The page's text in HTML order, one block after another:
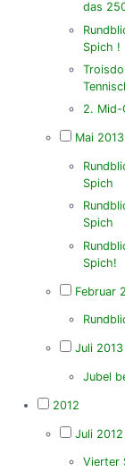
das
Spich !
2. Mid-
Mai 2013
Spich
Spich
Spich!
Februar
Juli 2013
Jubel
2012
Juli 2012
Vierter